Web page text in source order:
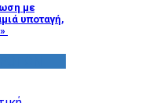
με
υποταγή,